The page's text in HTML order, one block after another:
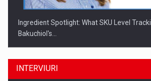
Ingredient Spotlight: What SKU Level
Bakuchiol's…
INTERVIURI